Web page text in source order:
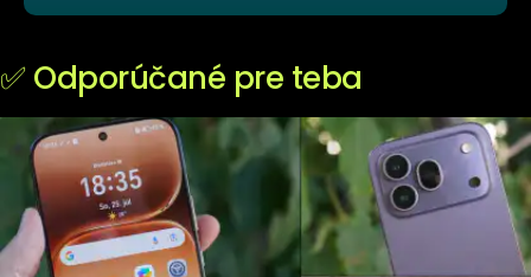
✅ Odporúčané pre teba